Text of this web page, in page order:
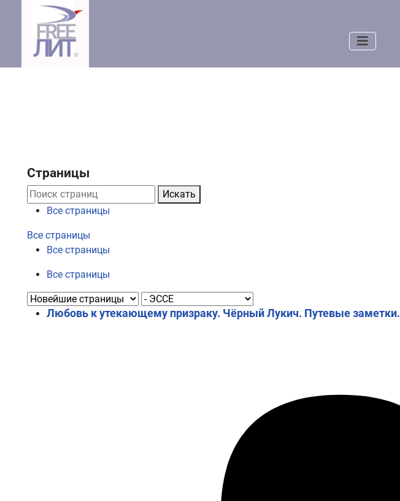
Страницы
Искать
Все страницы
Все страницы
Все страницы
Все страницы
Любовь к утекающему призраку. Чёрный Лукич. Путевые заметки.